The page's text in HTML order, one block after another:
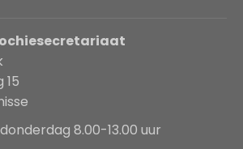
15
8.00-13.00 uur